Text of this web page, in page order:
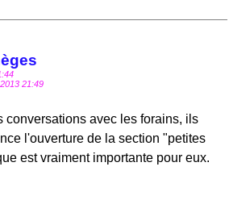
21:49
conversations avec les forains, ils
l'ouverture de la section "petites
est vraiment importante pour eux.